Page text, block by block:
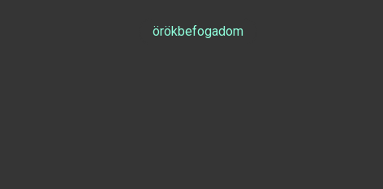
örökbefogadom